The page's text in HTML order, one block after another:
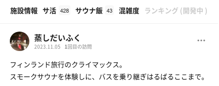
施設情報 サ活 428 サウナ飯 43 混雑度 ランキング (開発中 )
蒸しだいふく
2023.11.05 1 回目の訪問
フィンランド旅行のクライマックス。
スモークサウナを体験しに、バスを乗り継ぎはるばるここまで。